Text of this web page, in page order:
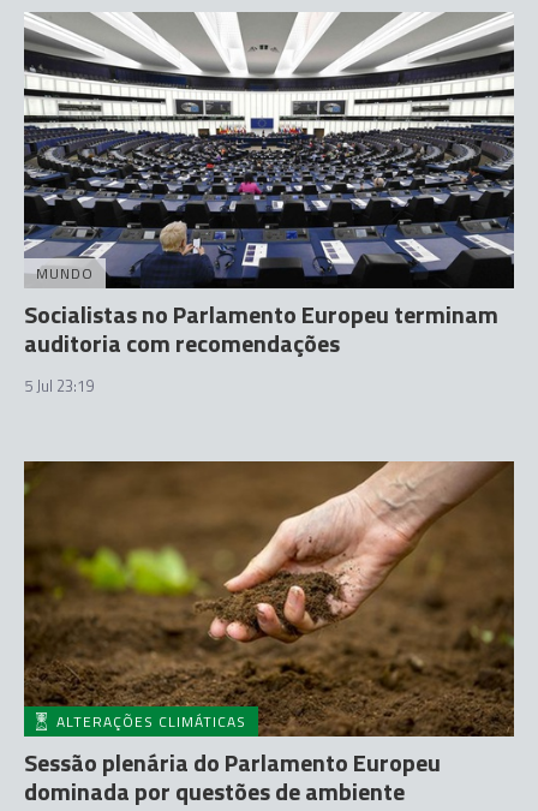
MUNDO
Socialistas no Parlamento Europeu terminam
auditoria com recomendações
5 Jul 23:19
ALTERAÇÕES CLIMÁTICAS
Sessão plenária do Parlamento Europeu
dominada por questões de ambiente